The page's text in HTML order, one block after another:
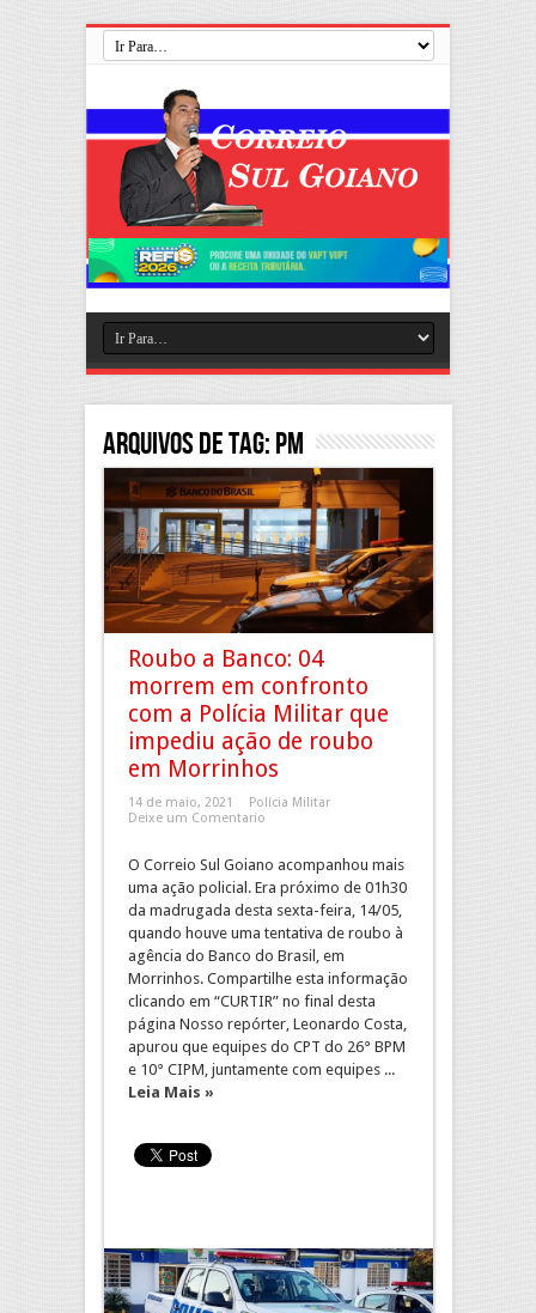
Arquivos de Tag:PM
Roubo a Banco: 04
morrem em confronto
com a Polícia Militar que
impediu ação de roubo
em Morrinhos
14 de maio, 2021
Polícia Militar
Deixe um Comentario
O Correio Sul Goiano acompanhou mais
uma ação policial. Era próximo de 01h30
da madrugada desta sexta-feira, 14/05,
quando houve uma tentativa de roubo à
agência do Banco do Brasil, em
Morrinhos. Compartilhe esta informação
clicando em “CURTIR” no final desta
página Nosso repórter, Leonardo Costa,
apurou que equipes do CPT do 26° BPM
e 10° CIPM, juntamente com equipes ...
Leia Mais »